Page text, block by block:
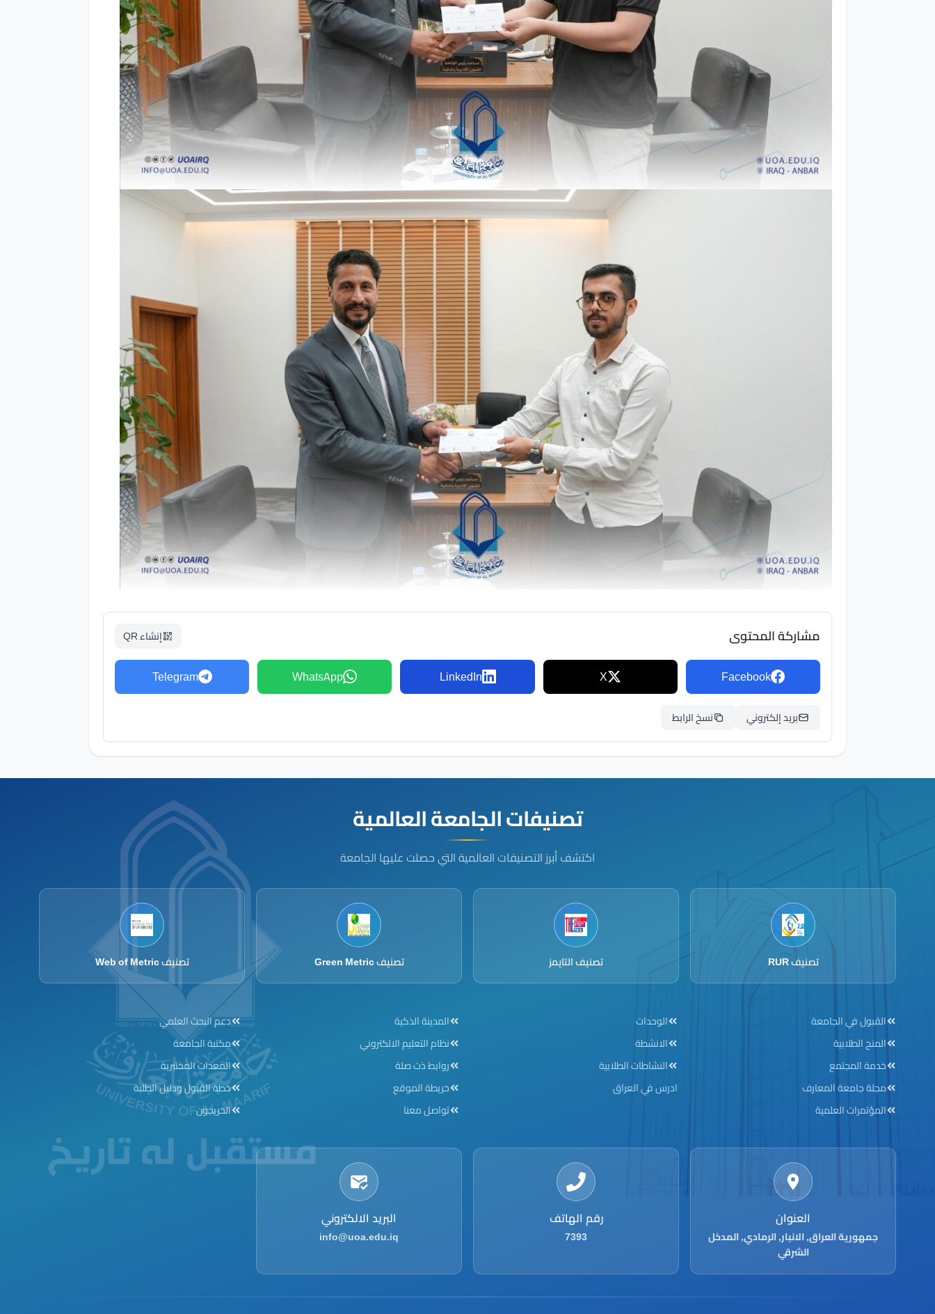
مشاركة المحتوى إنشاء QR
Facebook
X
LinkedIn
WhatsApp
Telegram
بريد إلكتروني نسخ الرابط
تصنيفات الجامعة العالمية
اكتشف أبرز التصنيفات العالمية التي حصلت عليها الجامعة
تصنيف RUR تصنيف التايمز تصنيف Green Metric تصنيف Web of Metric
Footer menu
القبول في الجامعة
المنح الطلابية
خدمة المجتمع
مجلة جامعة المعارف
المؤتمرات العلمية
Footer menu
الوحدات
الانشطة
النشاطات الطلابية
ادرس في العراق
Footer menu
المدينة الذكية
نظام التعليم الالكتروني
روابط ذت صلة
خريطة الموقع
تواصل معنا
Footer menu
دعم البحث العلمي
مكتبة الجامعة
المعدات المختبرية
خطة القبول ودليل الطلبة
الخريجون
العنوان
جمهورية العراق, الانبار, الرمادي, المدخل
الشرقي
رقم الهاتف
7393
البريد الالكتروني
info@uoa.edu.iq